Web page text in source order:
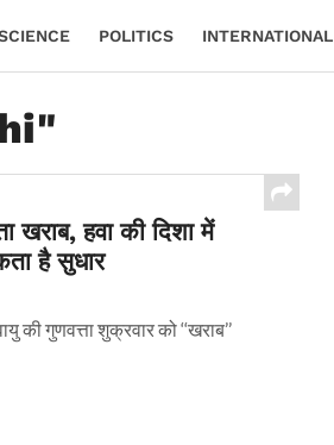
POLITICS INTERNATIONAL
खराब, हवा की दिशा में
है सुधार
की गुणवत्ता शुक्रवार को ‘‘खराब’’